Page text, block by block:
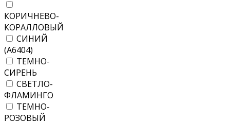
КОРИЧНЕВО-
КОРАЛЛОВЫЙ
СИНИЙ
(А6404)
ТЕМНО-
СИРЕНЬ
СВЕТЛО-
ФЛАМИНГО
ТЕМНО-
РОЗОВЫЙ